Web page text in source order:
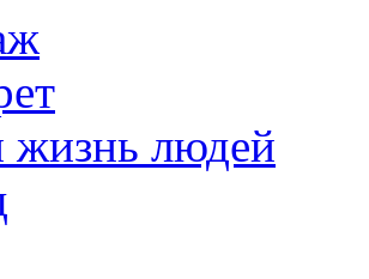
жизнь людей